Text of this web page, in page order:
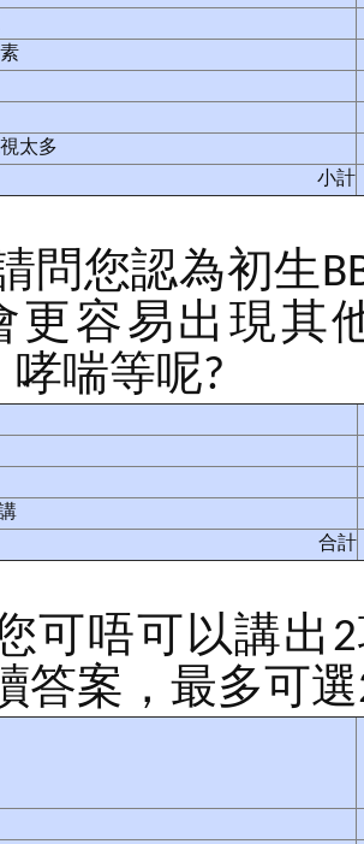
太多
小計
問您認為初生
更容易出現其
哮喘等呢?
合計
可唔可以講出
答案，最多可